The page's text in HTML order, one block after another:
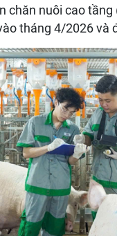
chăn nuôi cao
tháng 4/2026 và